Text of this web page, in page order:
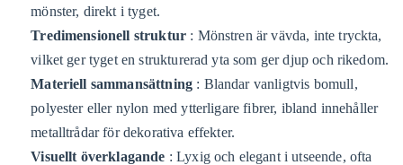
mönster, direkt i tyget.
Tredimensionell struktur : Mönstren är vävda, inte tryckta,
vilket ger tyget en strukturerad yta som ger djup och rikedom.
Materiell sammansättning : Blandar vanligtvis bomull,
polyester eller nylon med ytterligare fibrer, ibland innehåller
metalltrådar för dekorativa effekter.
Visuellt överklagande : Lyxig och elegant i utseende, ofta